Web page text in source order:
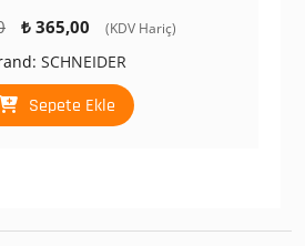
Orijinal
₺ 731,30.
₺365,00
Şu
fiyat:
₺ 365,00.
(KDV Hariç)
SCHNEIDER
Sepete Ekle